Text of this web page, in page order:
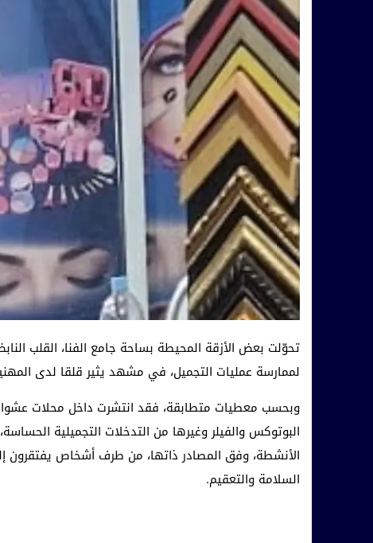
تحوّلت بعض الأزقة المحيطة بساحة جامع الفنا، القلب
لممارسة عمليات التجميل، في مشهد يثير قلقا لدى
وبحسب معطيات متطابقة، فقد انتشرت داخل محلات
البوتوكس والفيلر وغيرها من التدخلات التجميلية
الأنشطة، وفق المصادر ذاتها، من طرف أشخاص يفتقرون
السلامة والتعقيم.